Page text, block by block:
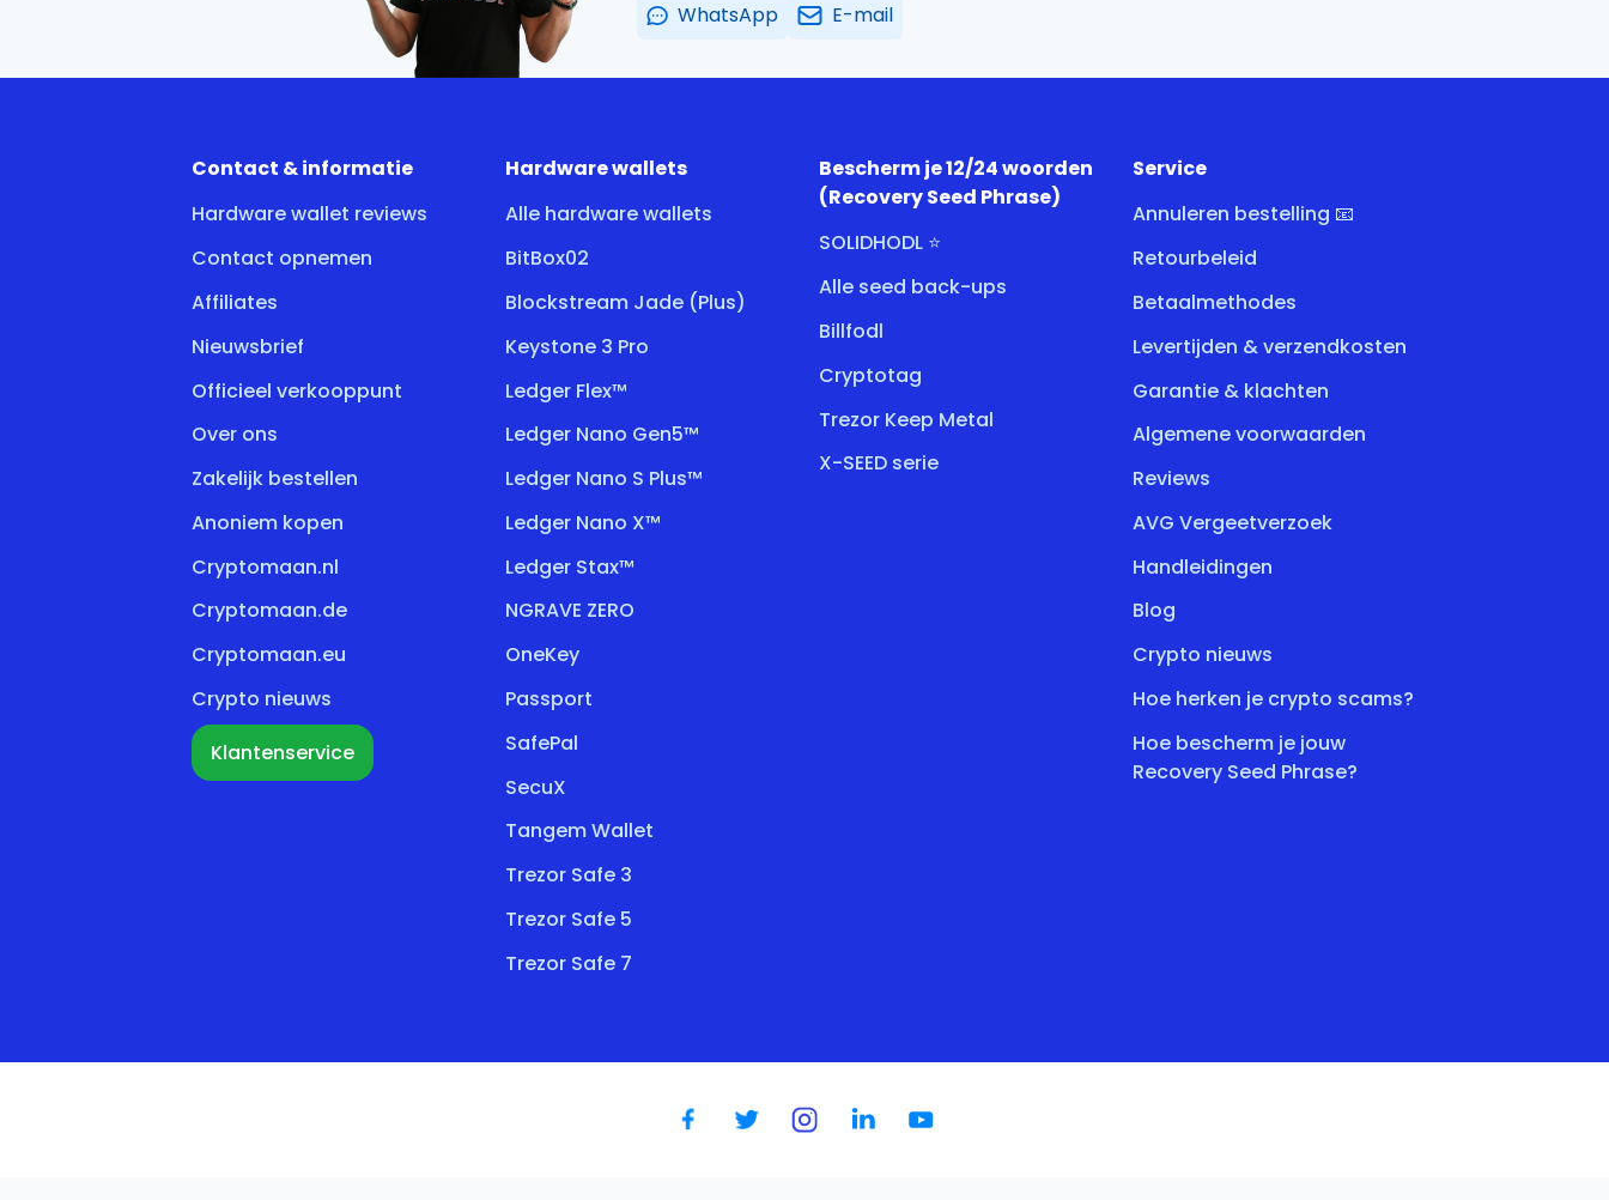
WhatsApp E-mail
Contact & informatie
Hardware wallet reviews
Contact opnemen
Affiliates
Nieuwsbrief
Officieel verkooppunt
Over ons
Zakelijk bestellen
Anoniem kopen
Cryptomaan.nl
Cryptomaan.de
Cryptomaan.eu
Crypto nieuws
Klantenservice
Hardware wallets
Alle hardware wallets
BitBox02
Blockstream Jade (Plus)
Keystone 3 Pro
Ledger Flex™
Ledger Nano Gen5™
Ledger Nano S Plus™
Ledger Nano X™
Ledger Stax™
NGRAVE ZERO
OneKey
Passport
SafePal
SecuX
Tangem Wallet
Trezor Safe 3
Trezor Safe 5
Trezor Safe 7
Bescherm je 12/24 woorden
(Recovery Seed Phrase)
SOLIDHODL ⭐
Alle seed back-ups
Billfodl
Cryptotag
Trezor Keep Metal
X-SEED serie
Service
Annuleren bestelling 📧
Retourbeleid
Betaalmethodes
Levertijden & verzendkosten
Garantie & klachten
Algemene voorwaarden
Reviews
AVG Vergeetverzoek
Handleidingen
Blog
Crypto nieuws
Hoe herken je crypto scams?
Hoe bescherm je jouw
Recovery Seed Phrase?